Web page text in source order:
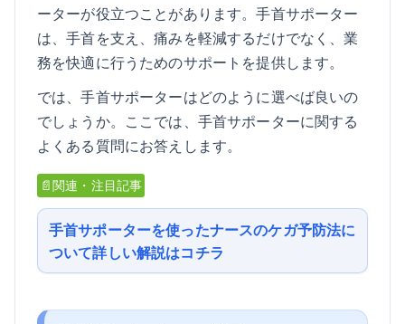
ーターが役立つことがあります。手首サポーター
は、手首を支え、痛みを軽減するだけでなく、業
務を快適に行うためのサポートを提供します。
では、手首サポーターはどのように選べば良いの
でしょうか。ここでは、手首サポーターに関する
よくある質問にお答えします。
📄関連・注目記事
手首サポーターを使ったナースのケガ予防法に
ついて詳しい解説はコチラ